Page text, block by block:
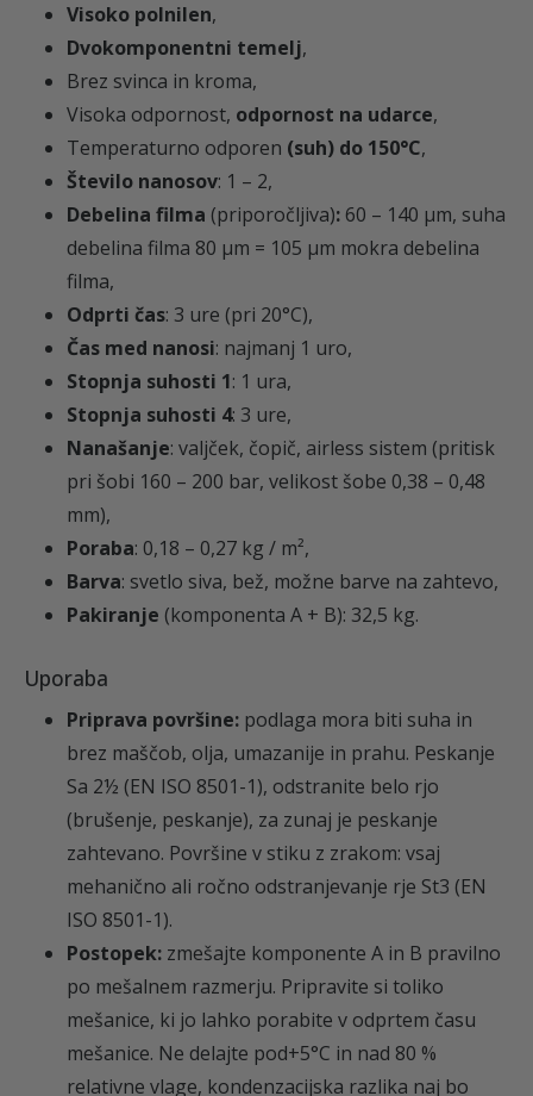
Visoko polnilen,
Dvokomponentni temelj,
Brez svinca in kroma,
Visoka odpornost, odpornost na udarce,
Temperaturno odporen (suh) do 150°C,
Število nanosov: 1 – 2,
Debelina filma (priporočljiva): 60 – 140 µm, suha
debelina filma 80 µm = 105 µm mokra debelina
filma,
Odprti čas: 3 ure (pri 20°C),
Čas med nanosi: najmanj 1 uro,
Stopnja suhosti 1: 1 ura,
Stopnja suhosti 4: 3 ure,
Nanašanje: valjček, čopič, airless sistem (pritisk
pri šobi 160 – 200 bar, velikost šobe 0,38 – 0,48
mm),
Poraba: 0,18 – 0,27 kg / m²,
Barva: svetlo siva, bež, možne barve na zahtevo,
Pakiranje (komponenta A + B): 32,5 kg.
Uporaba
Priprava površine: podlaga mora biti suha in
brez maščob, olja, umazanije in prahu. Peskanje
Sa 2½ (EN ISO 8501-1), odstranite belo rjo
(brušenje, peskanje), za zunaj je peskanje
zahtevano. Površine v stiku z zrakom: vsaj
mehanično ali ročno odstranjevanje rje St3 (EN
ISO 8501-1).
Postopek: zmešajte komponente A in B pravilno
po mešalnem razmerju. Pripravite si toliko
mešanice, ki jo lahko porabite v odprtem času
mešanice. Ne delajte pod+5°C in nad 80 %
relativne vlage, kondenzacijska razlika naj bo